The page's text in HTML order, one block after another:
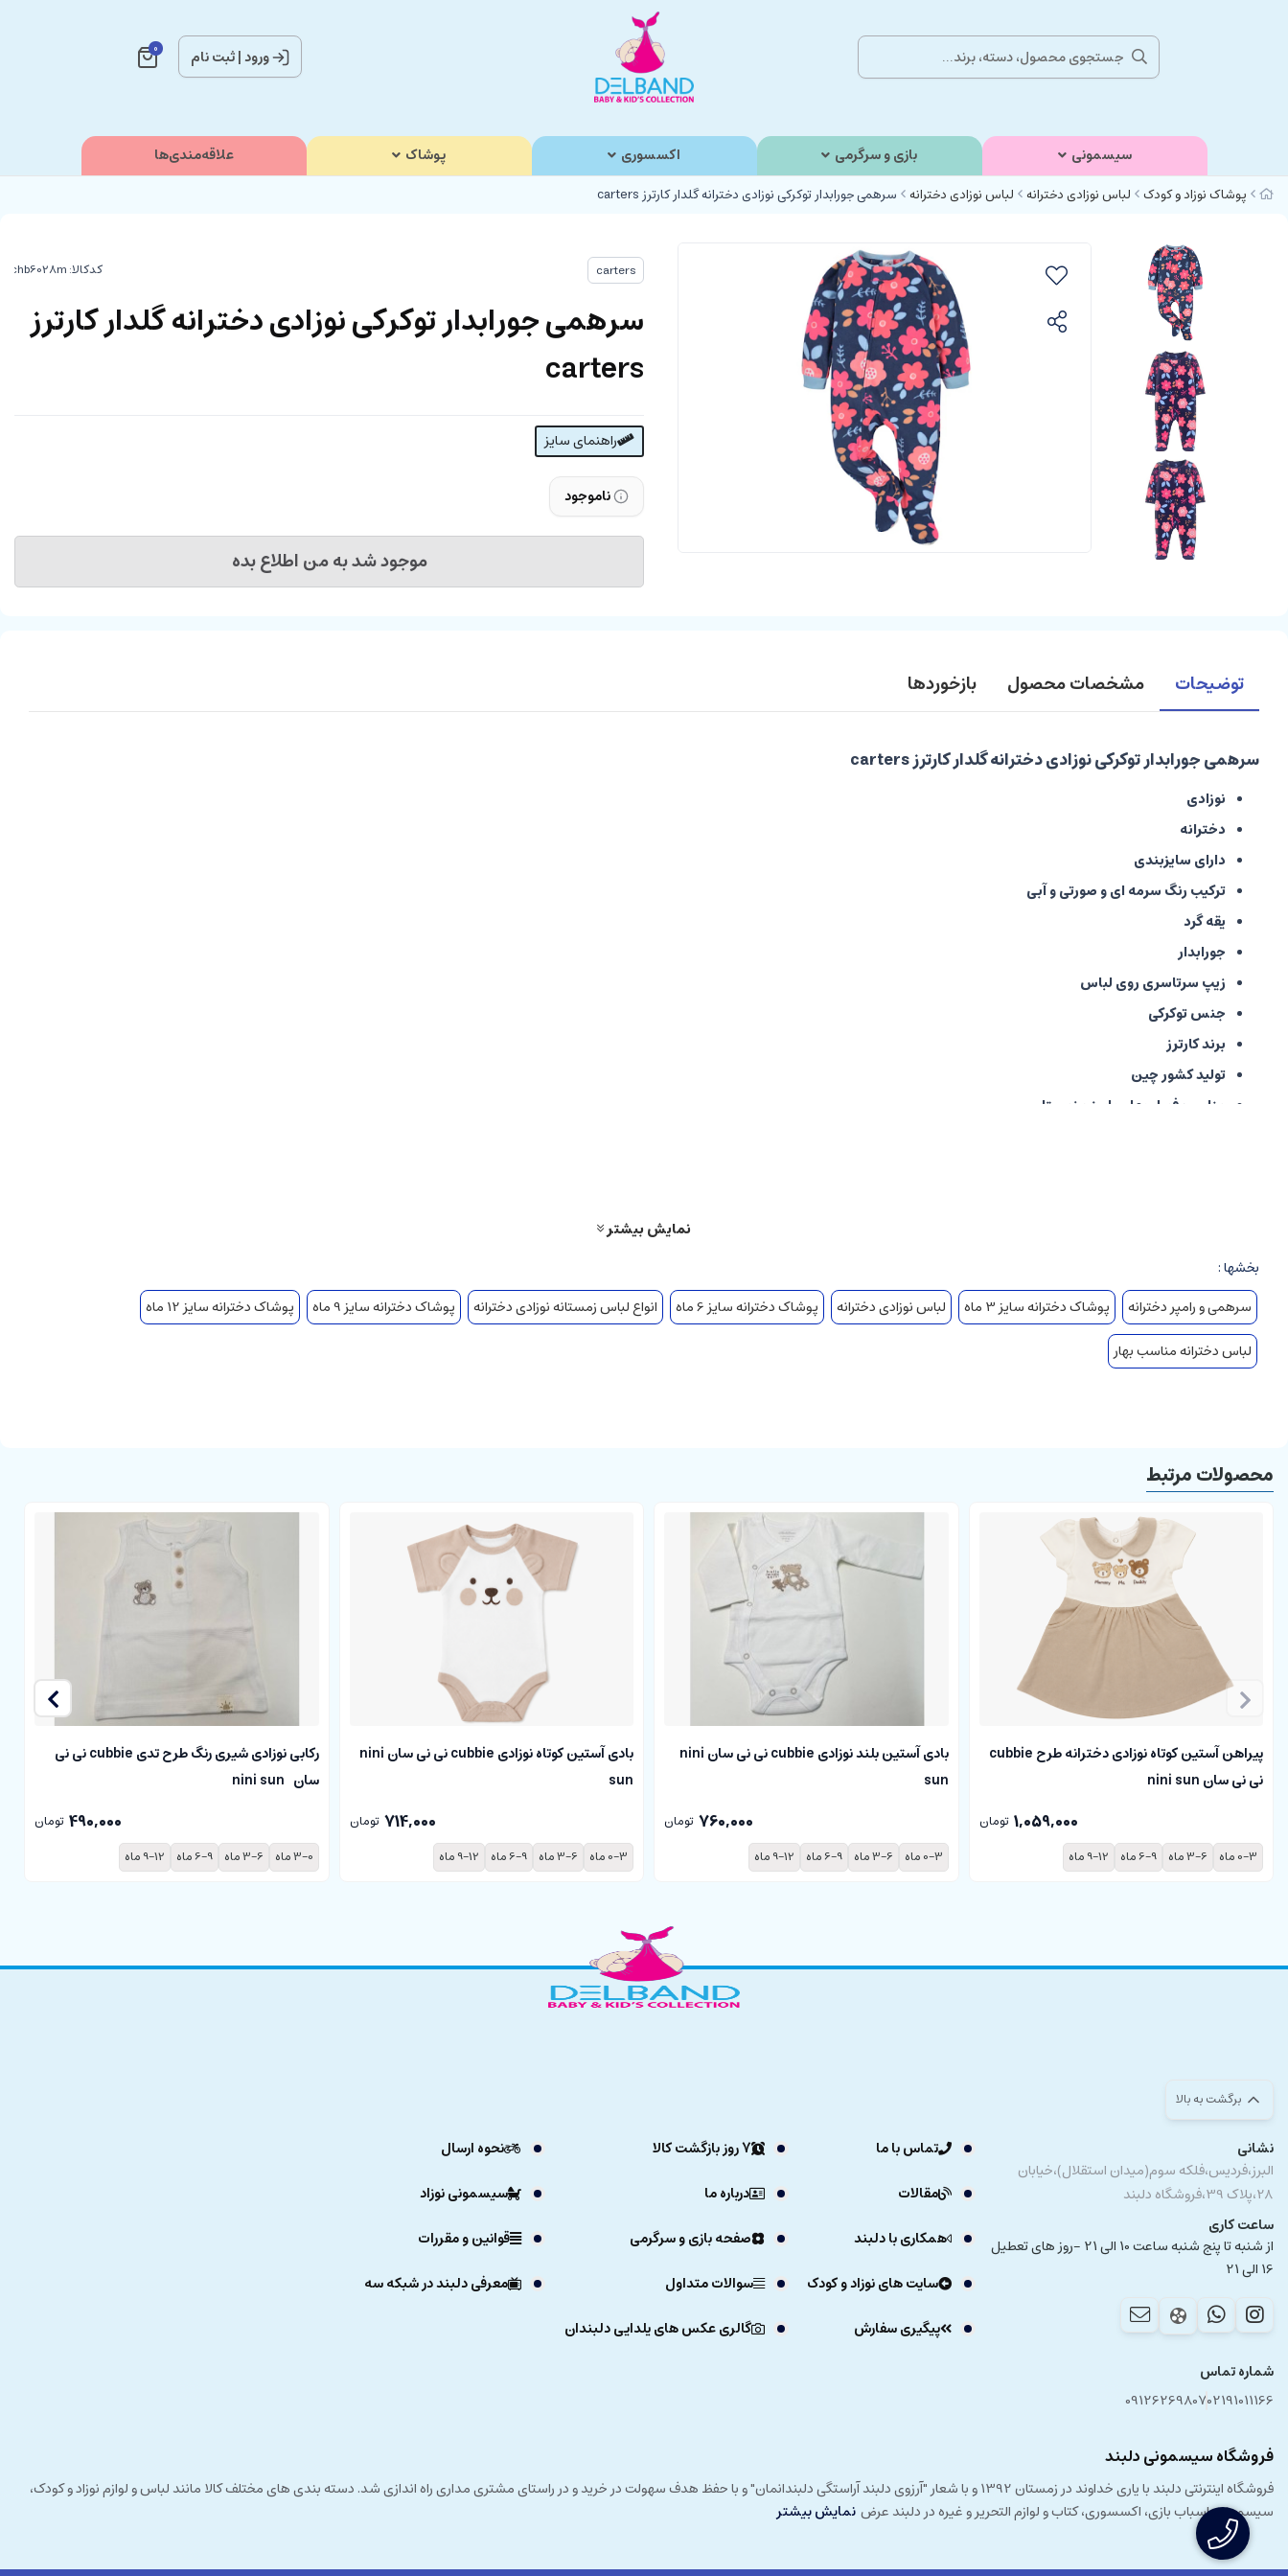
ورود|ثبت نام 0
سیسمونی بازی و سرگرمی اکسسوری پوشاک علاقه‌مندی‌ها
پوشاک نوزاد و کودک لباس نوزادی دخترانه لباس نوزادی دخترانه سرهمی جورابدار توکرکی نوزادی دخترانه گلدار کارترز carters
carters کدکالا:
سرهمی جورابدار توکرکی نوزادی دخترانه گلدار کارترز
carters
راهنمای سایز
ناموجود
موجود شد به من اطلاع بده
توضیحات مشخصات محصول بازخوردها
سرهمی جورابدار توکرکی نوزادی دخترانه گلدار کارترز carters
نوزادی
دخترانه
دارای سایزبندی
ترکیب رنگ سرمه ای و صورتی و آبی
یقه گرد
جورابدار
زیپ سرتاسری روی لباس
جنس توکرکی
برند کارترز
تولید کشور چین
مناسب فصل بهار، پاییز و زمستان
نمایش بیشتر
بخشها :
سرهمی و رامپر دخترانه
پوشاک دخترانه سایز 3 ماه لباس نوزادی دخترانه پوشاک دخترانه سایز 6 ماه انواع لباس زمستانه نوزادی دخترانه پوشاک دخترانه سایز 9 ماه
پوشاک دخترانه سایز 12 ماه
لباس دخترانه مناسب بهار
محصولات مرتبط
پیراهن آستین کوتاه نوزادی دخترانه طرح cubbie
نی نی سان nini sun
1,059,000 تومان
0-3 ماه
3-6 ماه 6-9 ماه 9-12 ماه
بادی آستین بلند نوزادی cubbie نی نی سان nini
sun
760,000 تومان
0-3 ماه
3-6 ماه 6-9 ماه 9-12 ماه
بادی آستین کوتاه نوزادی cubbie نی نی سان nini
sun
714,000 تومان
0-3 ماه
3-6 ماه 6-9 ماه 9-12 ماه
رکابی نوزادی شیری رنگ طرح تدی cubbie نی نی
سان nini sun
490,000 تومان
3-0 ماه
3-6 ماه 6-9 ماه 9-12 ماه
برگشت به بالا
نشانی
البرز،فردیس،فلکه سوم(میدان استقلال)،خیابان
28،پلاک 39،فروشگاه دلبند
ساعت کاری
از شنبه تا پنج شنبه ساعت 10 الی 21 -روز های تعطیل
16 الی 21
شماره تماس
02191011166
09126269807
تماس با ما 7 روز بازگشت کالا
نحوه ارسال
مقالات
درباره ما
سیسمونی نوزاد
همکاری با دلبند
صفحه بازی و سرگرمی
قوانین و مقررات
سایت های نوزاد و کودک
سوالات متداول
معرفی دلبند در شبکه سه
پیگیری سفارش
گالری عکس های یلدایی دلبندان
فروشگاه سیسمونی دلبند
فروشگاه اینترنتی دلبند با یاری خداوند در زمستان 1392 و با شعار "آرزوی دلبند آراستگی دلبندانمان" و با حفظ هدف سهولت در خرید و در راستای مشتری مداری راه اندازی شد. دسته بندی های مختلف کالا مانند لباس و لوازم نوزاد و کودک،
سیسمونی، اسباب بازی، اکسسوری، کتاب و لوازم التحریر و غیره در دلبند عرض نمایش بیشتر